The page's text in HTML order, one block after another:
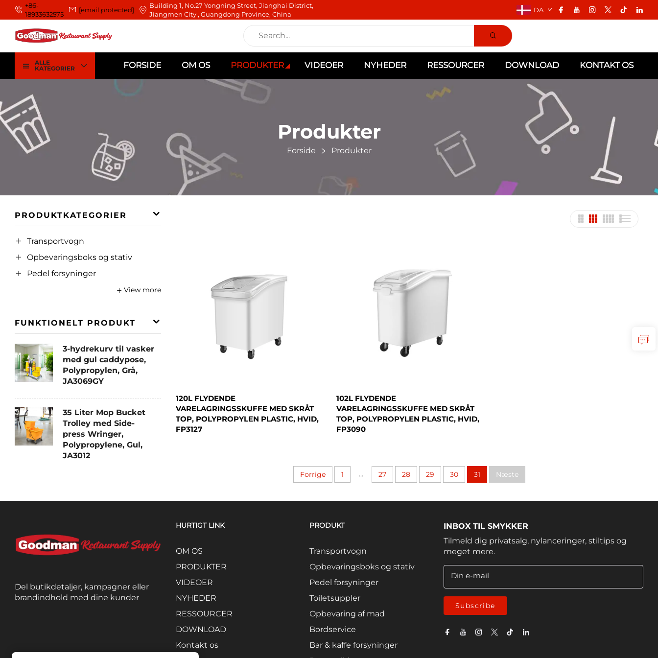
+86-
18933632575
[email protected]
Building 1, No.27 Yongning Street, Jianghai District,
Jiangmen City , Guangdong Province, China
DA
ALLE
KATEGORIER
FORSIDE OM OS PRODUKTER VIDEOER NYHEDER RESSOURCER DOWNLOAD KONTAKT OS
Produkter
Forside Produkter
PRODUKTKATEGORIER
Transportvogn
Opbevaringsboks og stativ
Pedel forsyninger
View more
FUNKTIONELT PRODUKT
3-hydrekurv til vasker
med gul caddypose,
Polypropylen, Grå,
JA3069GY
35 Liter Mop Bucket
Trolley med Side-
press Wringer,
Polypropylene, Gul,
JA3012
120L FLYDENDE
VARELAGRINGSSKUFFE MED SKRÅT
TOP, POLYPROPYLEN PLASTIC, HVID,
FP3127
102L FLYDENDE
VARELAGRINGSSKUFFE MED SKRÅT
TOP, POLYPROPYLEN PLASTIC, HVID,
FP3090
Forrige 1 ... 27 28 29 30 31 Næste
Del butikdetaljer, kampagner eller
brandindhold med dine kunder
HURTIGT LINK
OM OS
PRODUKTER
VIDEOER
NYHEDER
RESSOURCER
DOWNLOAD
Kontakt os
PRODUKT
Transportvogn
Opbevaringsboks og stativ
Pedel forsyninger
Toiletsuppler
Opbevaring af mad
Bordservice
Bar & kaffe forsyninger
INBOX TIL SMYKKER
Tilmeld dig privatsalg, nylanceringer, stiltips og
meget mere.
Din e-mail
Subscribe